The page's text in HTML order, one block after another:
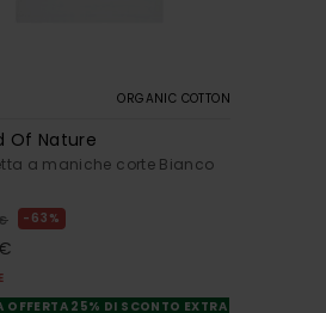
ORGANIC COTTON
Of Nature
a maniche corte Bianco
63%
OFFERTA 25% DI SCONTO EXTRA